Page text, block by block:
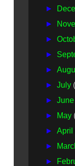
►
►
►
►
►
►July
►June
►
May
►April
►
►